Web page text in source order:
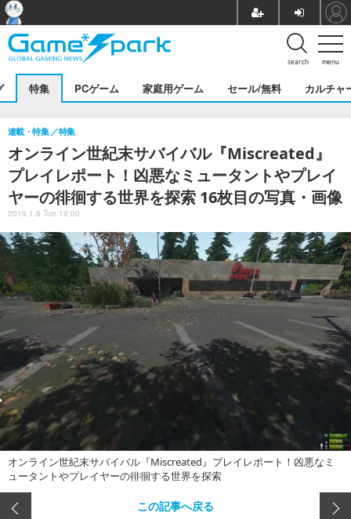
menu
search
特集 PCゲーム 家庭用ゲーム セール/無料 カルチャ
オンライン世紀末サバイバル『Miscreated』
プレイレポート！凶悪なミュータントやプレイ
ヤーの徘徊する世界を探索 16枚目の写真・画像
連載・特集 特集
2019.1.8 Tue 19:00
オンライン世紀末サバイバル『Miscreated』プレイレポート！凶悪なミ
ュータントやプレイヤーの徘徊する世界を探索
この記事へ戻る